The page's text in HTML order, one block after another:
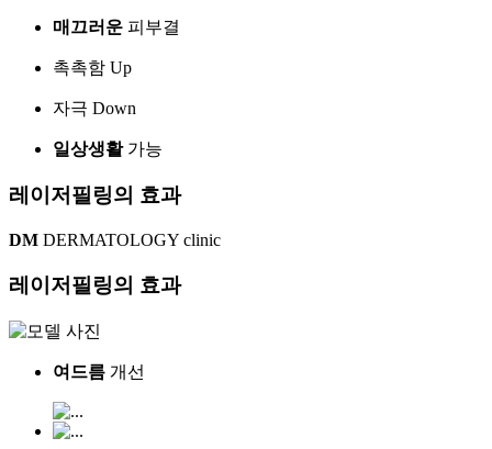
매끄러운 피부결
촉촉함 Up
자극 Down
일상생활가능
레이저필링의 효과
DM DERMATOLOGY clinic
레이저필링의 효과
여드름 개선